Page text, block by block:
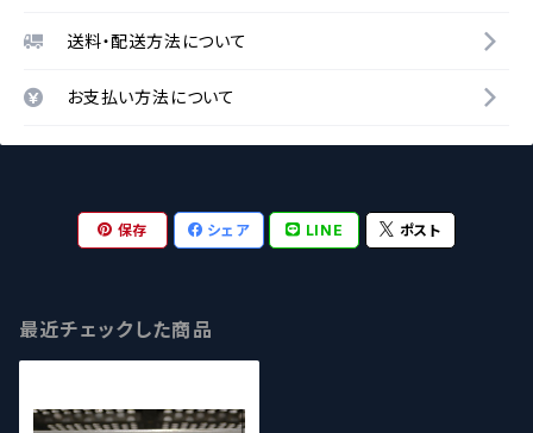
送料・配送方法について
お支払い方法について
保存 シェア LINE ポスト
最近チェックした商品